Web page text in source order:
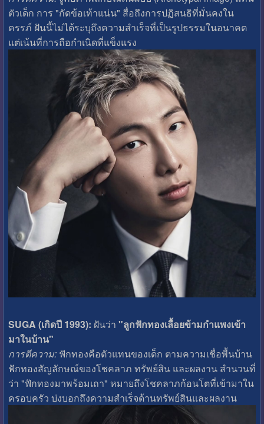
ตัวเด็ก การ "กัดข้อเท้าแน่น" สื่อถึงการปฏิสนธิที่มั่นคงใน
ครรภ์ ฝันนี้ไม่ได้ระบุถึงความสำเร็จที่เป็นรูปธรรมในอนาคต
แต่เน้นที่การถือกำเนิดที่แข็งแรง
SUGA (เกิดปี 1993): ฝันว่า "ลูกฟักทองเลื้อยข้ามกำแพงเข้า
มาในบ้าน"
การตีความ:ฟักทองคือตัวแทนของเด็ก ตามความเชื่อพื้นบ้าน
ฟักทองสัญลักษณ์ของโชคลาภ ทรัพย์สิน และผลงาน สำนวนที่
ว่า "ฟักทองมาพร้อมเถา" หมายถึงโชคลาภก้อนโตที่เข้ามาใน
ครอบครัว บ่งบอกถึงความสำเร็จด้านทรัพย์สินและผลงาน